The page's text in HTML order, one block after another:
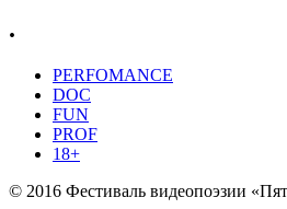
.
PERFOMANCE
DOC
FUN
PROF
18+
© 2016 Фестиваль видеопоэзии